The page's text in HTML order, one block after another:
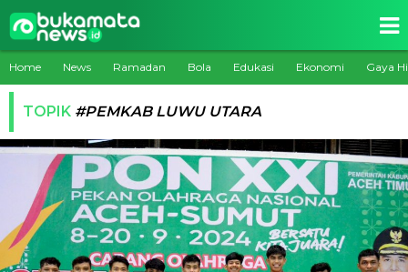
Home News Ramadan Bola Edukasi Ekonomi Gaya
TOPIK #PEMKAB LUWU UTARA